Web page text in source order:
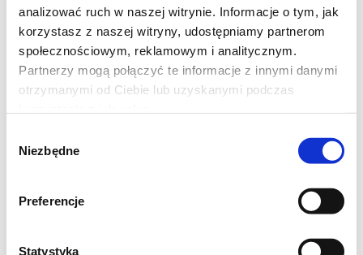
analizować ruch w naszej witrynie. Informacje o tym, jak
korzystasz z naszej witryny, udostępniamy partnerom
społecznościowym, reklamowym i analitycznym.
Partnerzy mogą połączyć te informacje z innymi danymi
otrzymanymi od Ciebie lub uzyskanymi podczas
zgody
Niezbędne
Preferencje
Statystyka